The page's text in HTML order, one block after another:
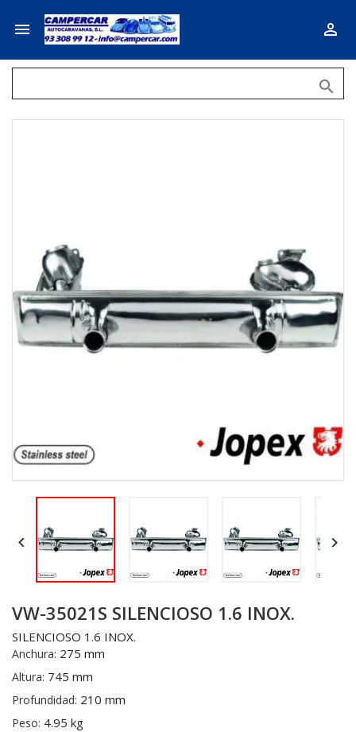
 

 
VW-35021S SILENCIOSO 1.6 INOX.
SILENCIOSO 1.6 INOX.
Anchura: 275 mm
Altura: 745 mm
Profundidad: 210 mm
Peso: 4.95 kg